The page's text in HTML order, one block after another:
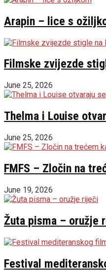
Arapin – lice s
Filmske zvijezde
June 25, 2026
Thelma i Louise
June 25, 2026
FMFS – Zločin na
June 19, 2026
Žuta pisma – oružje
Festival